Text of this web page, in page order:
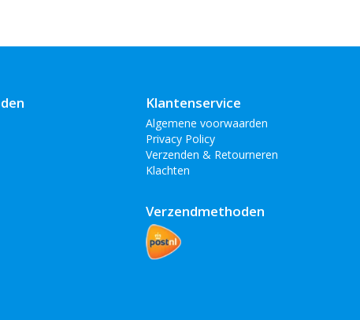
Klantenservice
Algemene voorwaarden
Privacy Policy
Verzenden & Retourneren
Klachten
Verzendmethoden